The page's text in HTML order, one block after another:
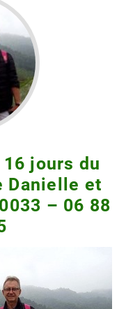
16 jours du
Danielle et
– 06 88